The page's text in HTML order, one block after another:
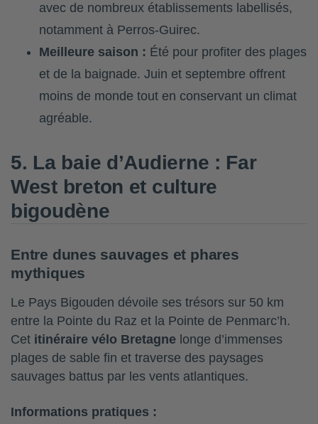
avec de nombreux établissements labellisés,
notamment à Perros-Guirec.
Meilleure saison : Été pour profiter des plages
et de la baignade. Juin et septembre offrent
moins de monde tout en conservant un climat
agréable.
5. La baie d’Audierne : Far
West breton et culture
bigoudène
Entre dunes sauvages et phares
mythiques
Le Pays Bigouden dévoile ses trésors sur 50 km
entre la Pointe du Raz et la Pointe de Penmarc’h.
Cet itinéraire vélo Bretagne longe d’immenses
plages de sable fin et traverse des paysages
sauvages battus par les vents atlantiques.
Informations pratiques :